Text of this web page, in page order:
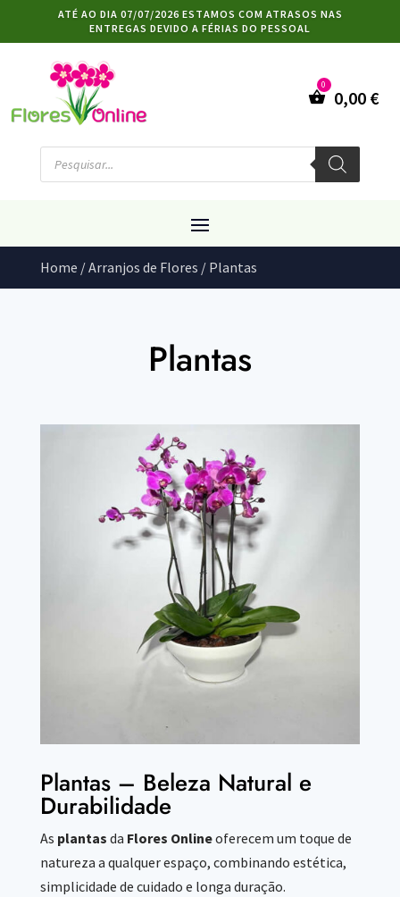
ATÉ AO DIA 07/07/2026 ESTAMOS COM ATRASOS NAS
ENTREGAS DEVIDO A FÉRIAS DO PESSOAL
0,00 €
Products
search
Home /Arranjos de Flores / Plantas
Plantas
Plantas – Beleza Natural e
Durabilidade
As plantas da Flores Onlineoferecem um toque de
natureza a qualquer espaço, combinando estética,
simplicidade de cuidado e longa duração.